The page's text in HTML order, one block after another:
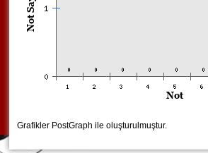
Grafikler PostGraph ile oluşturulmuştur.